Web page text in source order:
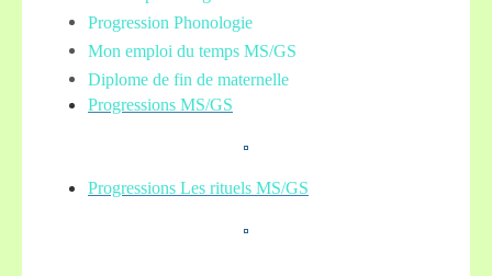
Progression Phonologie
Mon emploi du temps MS/GS
Diplome de fin de maternelle
Progressions MS/GS
Progressions Les rituels MS/GS